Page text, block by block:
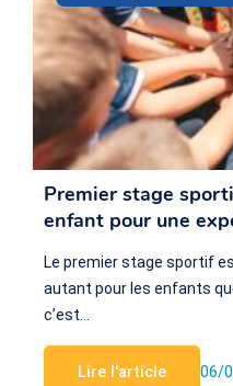
Premier stage
enfant pour une
Le premier stage sportif
autant pour les enfants
c’est…
Lire l'article 06/